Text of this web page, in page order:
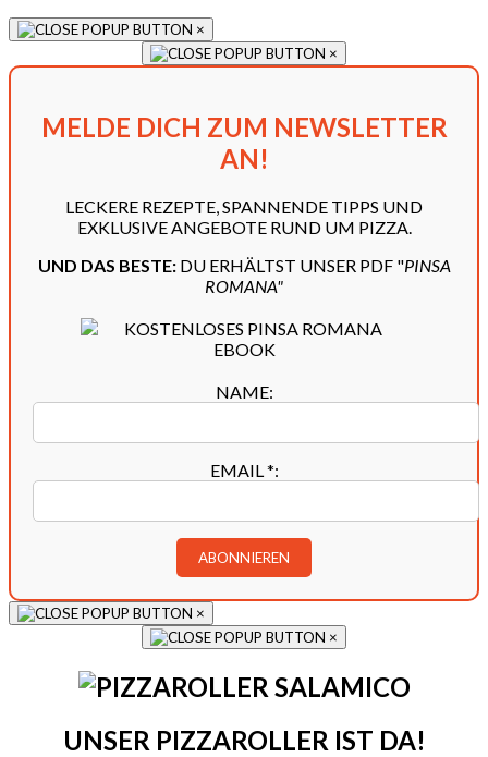
×
×
MELDE DICH ZUM NEWSLETTER
AN!
LECKERE REZEPTE, SPANNENDE TIPPS UND
EXKLUSIVE ANGEBOTE RUND UM PIZZA.
UND DAS BESTE:DU ERHÄLTST UNSER PDF "PINSA
ROMANA"
NAME:
EMAIL*:
×
×
UNSER PIZZAROLLER IST DA!